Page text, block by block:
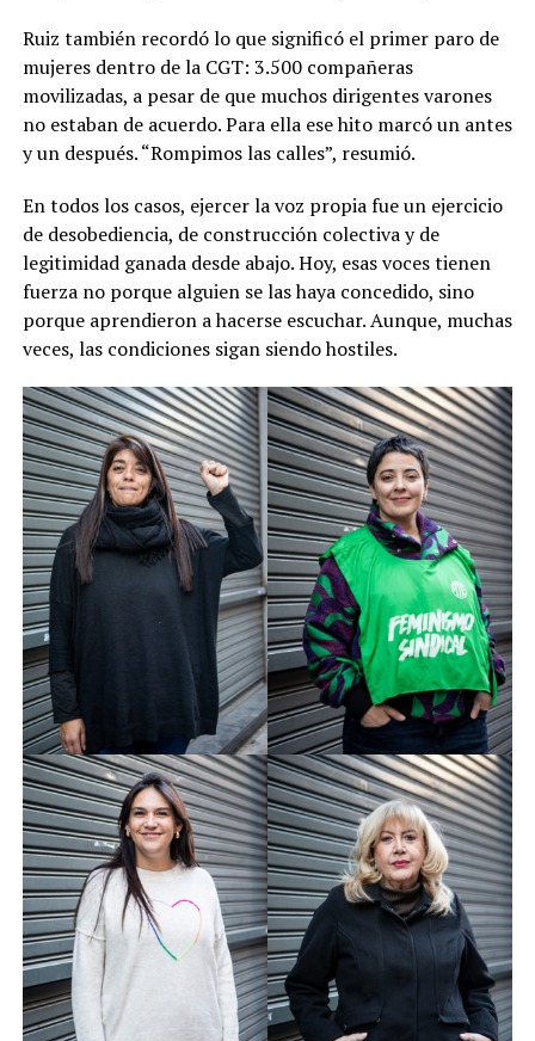
Ruiz también recordó lo que significó el primer paro de
mujeres dentro de la CGT: 3.500 compañeras
movilizadas, a pesar de que muchos dirigentes varones
no estaban de acuerdo. Para ella ese hito marcó un antes
y un después. “Rompimos las calles”, resumió.
En todos los casos, ejercer la voz propia fue un ejercicio
de desobediencia, de construcción colectiva y de
legitimidad ganada desde abajo. Hoy, esas voces tienen
fuerza no porque alguien se las haya concedido, sino
porque aprendieron a hacerse escuchar. Aunque, muchas
veces, las condiciones sigan siendo hostiles.